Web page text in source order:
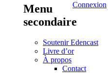
Connexion
Menu
secondaire
Soutenir Edencast
Livre d’or
À propos
Contact